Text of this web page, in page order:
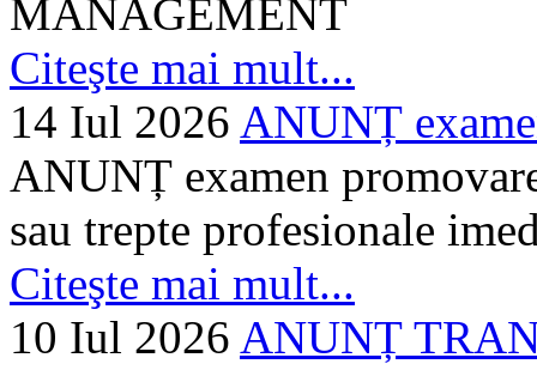
MANAGEMENT
Citeşte mai mult...
14 Iul 2026 ANUNȚ
ANUNȚ examen
sau trepte profesionale
Citeşte mai mult...
10 Iul 2026 ANUNȚ